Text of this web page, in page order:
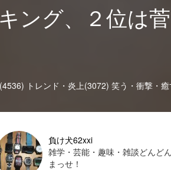
ング、２位は
トレンド・炎上(3072) 笑う・衝撃・
負け犬62xxi
雑学・芸能・趣味・雑談どんど
まっせ！